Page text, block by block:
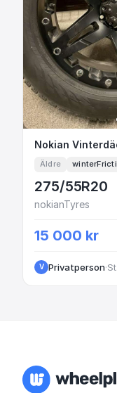
Nokian
Äldre
275/55R20
nokianTyres
15 000 kr
V Privatperson·